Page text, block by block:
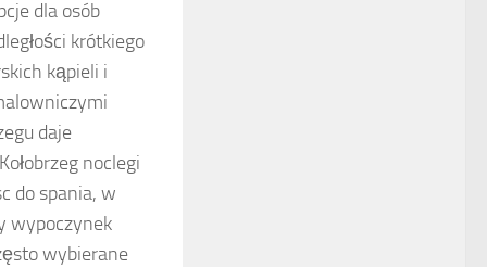
dla osób
krótkiego
kąpieli i
daje
noclegi
do spania, w
wypoczynek
wybierane